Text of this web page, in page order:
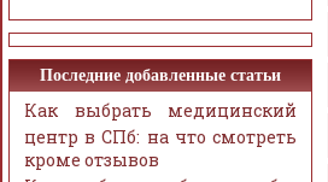
Последние добавленные статьи
Как выбрать медицинский
центр в СПб: на что смотреть
кроме отзывов